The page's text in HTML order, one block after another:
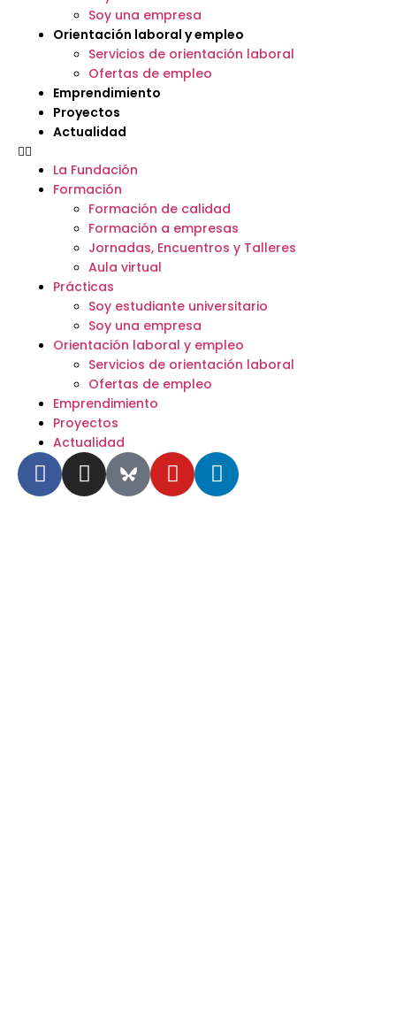
Soy una empresa
Orientación laboral y empleo
Servicios de orientación laboral
Ofertas de empleo
Emprendimiento
Proyectos
Actualidad
La Fundación
Formación
Formación de calidad
Formación a empresas
Jornadas, Encuentros y Talleres
Aula virtual
Prácticas
Soy estudiante universitario
Soy una empresa
Orientación laboral y empleo
Servicios de orientación laboral
Ofertas de empleo
Emprendimiento
Proyectos
Actualidad